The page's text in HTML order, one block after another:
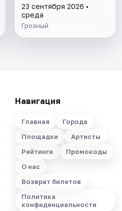
23 сентября 2026 •
среда
Грозный
Навигация
Главная
Города
Площадки
Артисты
Рейтинги
Промокоды
О нас
Возврат билетов
Политика
конфиденциальности